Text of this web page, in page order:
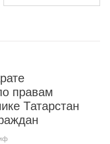
правам
Татарстан